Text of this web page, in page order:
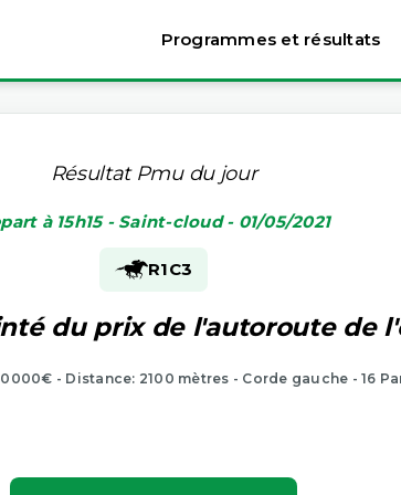
Programmes et résultats
Résultat Pmu du jour
à 15h15 - Saint-cloud - 01/05/2021
R1C3
du prix de l'autoroute de
- Distance: 2100 mètres - Corde gauche - 16